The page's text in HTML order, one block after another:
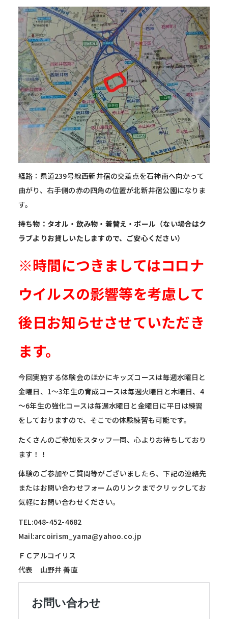
経路：県道239号線西新井宿の交差点を石神南へ向かって
曲がり、 右手側の赤の四角の位置が北新井宿公園になりま
す。
持ち物：タオル・飲み物・着替え・ボール（ない場合はク
ラブよりお貸しいたしますので、ご安心ください）
※時間につきましてはコロナ
ウイルスの影響等を考慮して
後日お知らせさせていただき
ます。
今回実施する体験会のほかにキッズコースは毎週水曜日と
金曜日、1～3年生の育成コースは毎週火曜日と木曜日、4
～6年生の強化コースは毎週水曜日と金曜日に平日は練習
をしておりますので、そこでの体験練習も可能です。
たくさんのご参加をスタッフ一同、心よりお待ちしており
ます！！
体験のご参加やご質問等がございましたら、下記の連絡先
またはお問い合わせフォームのリンクまでクリックしてお
気軽にお問い合わせください。
TEL:048-452-4682
Mail:arcoirism_yama@yahoo.co.jp
ＦＣアルコイリス
代表 山野井 善直